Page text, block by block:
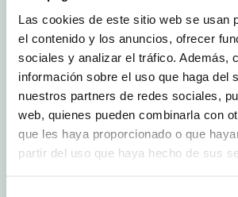
Las cookies de este sitio web se usan
el contenido y los anuncios, ofrecer
sociales y analizar el tráfico. Además,
información sobre el uso que haga del
nuestros partners de redes sociales,
web, quienes pueden combinarla con
que les haya proporcionado o que
partir del uso que haya hecho de sus
finales del primer semestre del
Con esta iniciativa,
socios hortofrutícolas y
ubicados en las
producción agrícola de
consolida como una de las
empresas internacionales de
frutas, hortalizas y vinos.
Huercasa, empresa productora
uno de los mayores
maíz dulce en mazorca y de